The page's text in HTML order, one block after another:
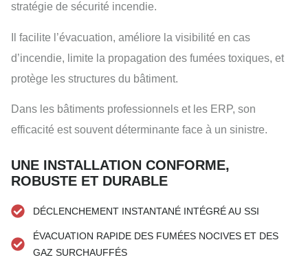
stratégie de sécurité incendie.
Il facilite l’évacuation, améliore la visibilité en cas
d’incendie, limite la propagation des fumées toxiques, et
protège les structures du bâtiment.
Dans les bâtiments professionnels et les ERP, son
efficacité est souvent déterminante face à un sinistre.
UNE INSTALLATION CONFORME,
ROBUSTE ET DURABLE
DÉCLENCHEMENT INSTANTANÉ INTÉGRÉ AU SSI
ÉVACUATION RAPIDE DES FUMÉES NOCIVES ET DES
GAZ SURCHAUFFÉS